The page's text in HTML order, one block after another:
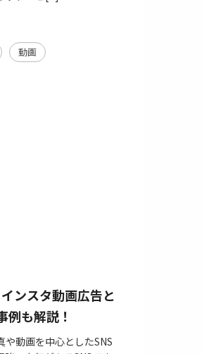
動画
ンスタ動画広告と
例も解説！
や動画を中心としたSNS